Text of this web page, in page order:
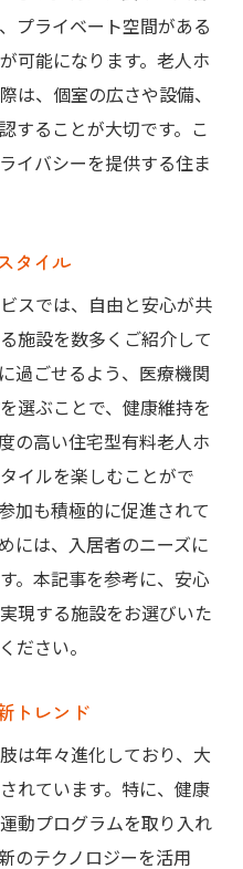
プライベート空間がある
可能になります。老人ホ
は、個室の広さや設備、
することが大切です。こ
イバシーを提供する住ま
タイル
スでは、自由と安心が共
施設を数多くご紹介して
過ごせるよう、医療機関
選ぶことで、健康維持を
の高い住宅型有料老人ホ
イルを楽しむことがで
加も積極的に促進されて
には、入居者のニーズに
。本記事を参考に、安心
現する施設をお選びいた
ださい。
トレンド
は年々進化しており、大
れています。特に、健康
動プログラムを取り入れ
のテクノロジーを活用